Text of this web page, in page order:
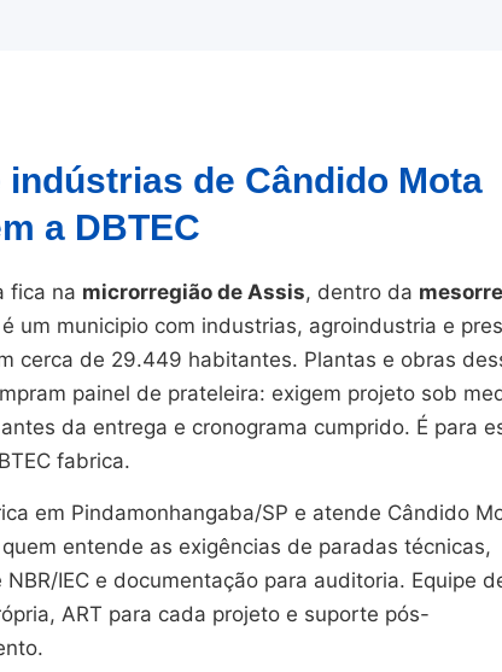
indústrias de Cândido Mota
a DBTEC
fica na microrregião de Assis, dentro da
é um municipio com industrias, agroindustria e
cerca de 29.449 habitantes. Plantas e obras
painel de prateleira: exigem projeto sob
da entrega e cronograma cumprido. É para
fabrica.
em Pindamonhangaba/SP e atende Cândido
entende as exigências de paradas técnicas,
IEC e documentação para auditoria. Equipe
ART para cada projeto e suporte pós-